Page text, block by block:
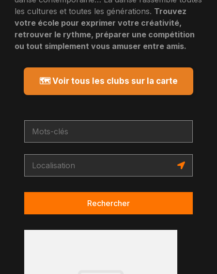
les cultures et toutes les générations. Trouvez
votre école pour exprimer votre créativité,
retrouver le rythme, préparer une compétition
ou tout simplement vous amuser entre amis.
🗺️ Voir tous les clubs sur la carte
Rechercher